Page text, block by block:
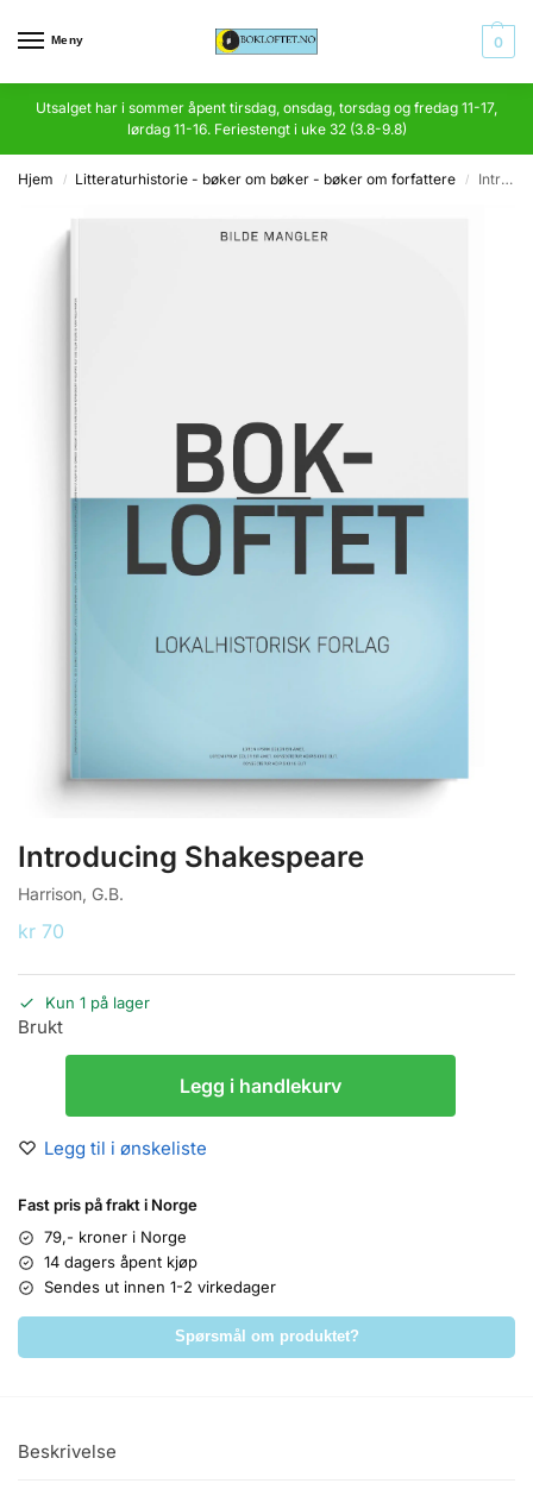
Meny 0
Utsalget har i sommer åpent tirsdag, onsdag, torsdag og fredag 11-17,
lørdag 11-16. Feriestengt i uke 32 (3.8-9.8)
Hjem / Litteraturhistorie - bøker om bøker - bøker om forfattere / Introducing Shakespeare
Introducing Shakespeare
Harrison, G.B.
kr 70
Kun 1 på lager
Brukt
Legg i handlekurv
Legg til i ønskeliste
Fast pris på frakt i Norge
79,- kroner i Norge
14 dagers åpent kjøp
Sendes ut innen 1-2 virkedager
Spørsmål om produktet?
Beskrivelse